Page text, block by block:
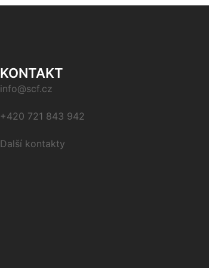
KONTAKT
info@scf.cz
+420 721 843 942
Další kontakty